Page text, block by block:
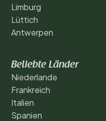
Limburg
Lüttich
Antwerpen
Beliebte Länder
Niederlande
Frankreich
Italien
Spanien